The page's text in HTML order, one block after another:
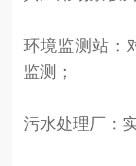
环境监测站：
监测；
污水处理厂：